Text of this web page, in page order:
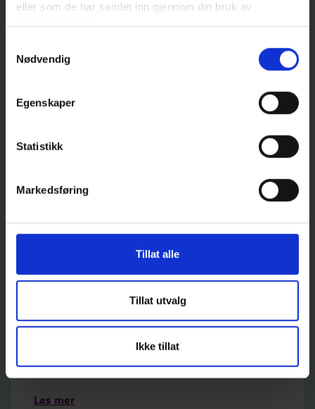
eller som de har samlet inn gjennom din bruk av
tjenestene deres.
Nødvendig
Egenskaper
Statistikk
Markedsføring
Tillat alle
Tillat utvalg
Ikke tillat
Når utsikten fortjener ekstra store
vinduer!
Eveline Kopperstad og Anders Teige nyter både
småbarnslivet og den flotte utsikten i sitt nye
Benjamin (5) og Joakim (1) har de funnet seg godt
til rette i en tilpasset Sagatun.
Les mer